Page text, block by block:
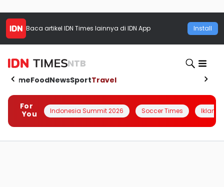
Baca artikel IDN Times lainnya di IDN App Install
NTB
HomeFoodNewsSportTravel
For
You
Indonesia Summit 2026 Soccer Times Iklanin